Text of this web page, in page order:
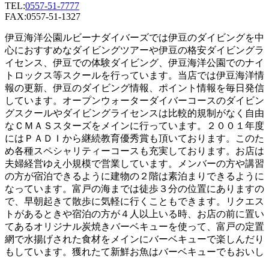
TEL:0557-51-7777
FAX:0557-51-1327
伊豆海洋公園ルビーナダイバーズでは伊豆のダイビングを中
心におすすめなダイビングツアーや伊豆の格安ダイビングラ
イセンス、伊豆での体験ダイビング、伊豆海洋公園でのナイ
トロックス等スクールを行っています。当店では伊豆海洋情
報の更新、伊豆のダイビング情報、ポイント情報を毎日発信
しています。オープンウォーターダイバーコースのダイビン
グスクールやダイビングライセンスは比較的規制がなく自由
なＣＭＡＳスターズをメインに行っています。２００１年度
にはＰＡＤＩから継続教育優秀賞も頂いております。このた
め各種スペシャリティーコースも充実しております。お店は
夫婦経営ゆえ小規模で営業しています。メンバーの方や講習
の方が宿泊できるように建物の２階は素泊まりできるように
なっています。富戸の海までは徒歩３分の位置にありますの
で、早朝起きて散歩に気軽に行くこともできます。リクエス
トがあるときや宿泊の方が４人以上いる時、お店の前に置い
てあるオリジナル炭焼きバーベキューを使って、富戸の定置
網で水揚げされた食材をメインにバーベキューで楽しんだり
もしています。獲れたて新鮮お魚はバーベキューでもおいし